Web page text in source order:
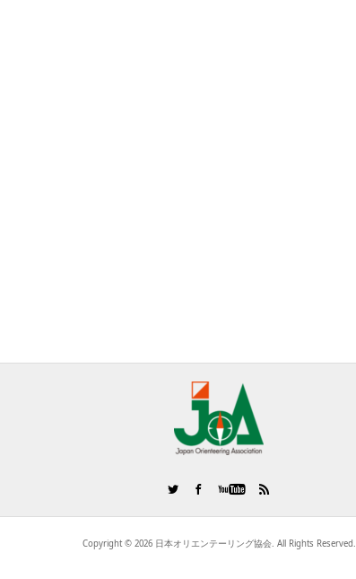
Copyright ©2026日本オリエンテーリング協会. All Rights Reserved.